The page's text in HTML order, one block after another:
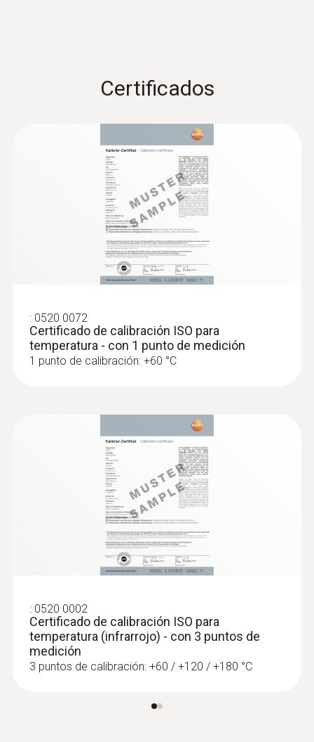
Certificados
: 0520 0072
Certificado de calibración ISO para
temperatura - con 1 punto de medición
1 punto de calibración: +60 °C
: 0520 0002
Certificado de calibración ISO para
temperatura (infrarrojo) - con 3 puntos de
medición
3 puntos de calibración: +60 / +120 / +180 °C